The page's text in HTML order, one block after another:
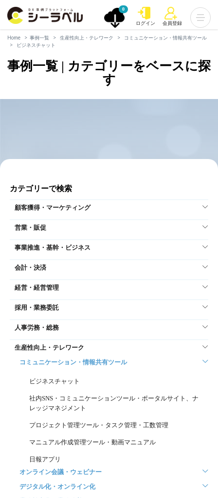
0
ログイン 会員登録
Home 事例一覧 生産性向上・テレワーク
コミュニケーション・情報共有ツール
ビジネスチャット
事例一覧 | カテゴリーをベースに探
す
カテゴリーで検索
顧客獲得・マーケティング
営業・販促
事業推進・基幹・ビジネス
会計・決済
経営・経営管理
採用・業務委託
人事労務・総務
生産性向上・テレワーク
コミュニケーション・情報共有ツール
ビジネスチャット
社内SNS・コミュニケーションツール・ポータルサイト、ナ
レッジマネジメント
プロジェクト管理ツール・タスク管理・工数管理
マニュアル作成管理ツール・動画マニュアル
日報アプリ
オンライン会議・ウェビナー
デジタル化・オンライン化